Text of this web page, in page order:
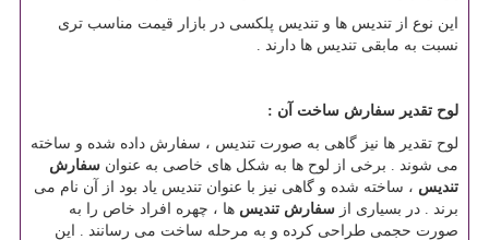
این نوع از تندیس ها و تندیس پلکسی در بازار قیمت مناسب تری
نسبت به مابقی تندیس ها دارند .
لوح تقدیر سفارش ساخت آن :
لوح تقدیر ها نیز گاهی به صورت تندیس ، سفارش داده شده و ساخته
می شوند . برخی از لوح ها به شکل های خاصی به عنوان سفارش
تندیس ، ساخته شده و گاهی نیز با عنوان تندیس یاد بود از آن نام می
برند . در بسیاری از سفارش تندیس ها ، چهره افراد خاص را به
صورت حجمی طراحی کرده و به مرحله ساخت می رسانند . این